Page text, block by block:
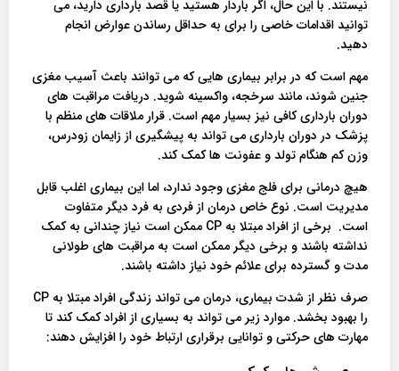
نیستند. با این حال، اگر باردار هستید یا قصد بارداری دارید، می
توانید اقدامات خاصی را برای به حداقل رساندن عوارض انجام
دهید.
مهم است که در برابر بیماری هایی که می توانند باعث آسیب مغزی
جنین شوند، مانند سرخجه، واکسینه شوید. دریافت مراقبت های
دوران بارداری کافی نیز بسیار مهم است. قرار ملاقات های منظم با
پزشک در دوران بارداری می تواند به پیشگیری از زایمان زودرس،
وزن کم هنگام تولد و عفونت ها کمک کند.
هیچ درمانی برای فلج مغزی وجود ندارد، اما این بیماری اغلب قابل
مدیریت است. نوع خاص درمان از فردی به فرد دیگر متفاوت
است. برخی از افراد مبتلا به CP ممکن است نیاز چندانی به کمک
نداشته باشند و برخی دیگر ممکن است به مراقبت های طولانی
مدت و گسترده برای علائم خود نیاز داشته باشند.
صرف نظر از شدت بیماری، درمان می تواند زندگی افراد مبتلا به CP
را بهبود بخشد. موارد زیر می تواند به بسیاری از افراد کمک کند تا
مهارت های حرکتی و توانایی برقراری ارتباط خود را افزایش دهند: